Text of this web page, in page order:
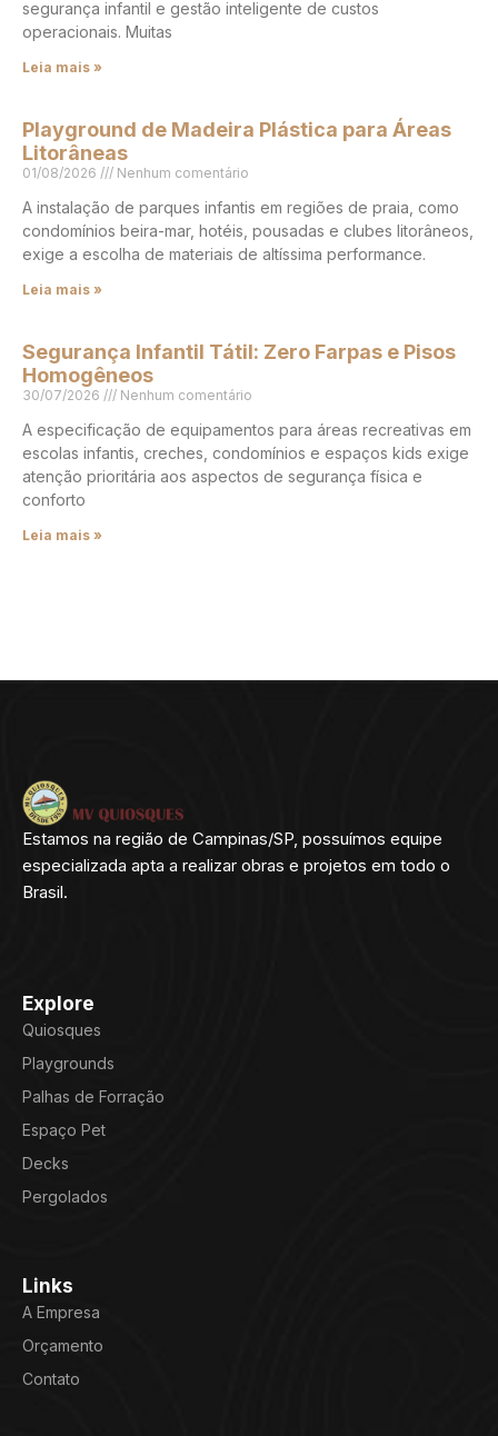
segurança infantil e gestão inteligente de custos
operacionais. Muitas
Leia mais »
Playground de Madeira Plástica para Áreas
Litorâneas
01/08/2026 Nenhum comentário
A instalação de parques infantis em regiões de praia, como
condomínios beira-mar, hotéis, pousadas e clubes litorâneos,
exige a escolha de materiais de altíssima performance.
Leia mais »
Segurança Infantil Tátil: Zero Farpas e Pisos
Homogêneos
30/07/2026 Nenhum comentário
A especificação de equipamentos para áreas recreativas em
escolas infantis, creches, condomínios e espaços kids exige
atenção prioritária aos aspectos de segurança física e
conforto
Leia mais »
Estamos na região de Campinas/SP, possuímos equipe
especializada apta a realizar obras e projetos em todo o
Brasil.
Explore
Quiosques
Playgrounds
Palhas de Forração
Espaço Pet
Decks
Pergolados
Links
A Empresa
Orçamento
Contato